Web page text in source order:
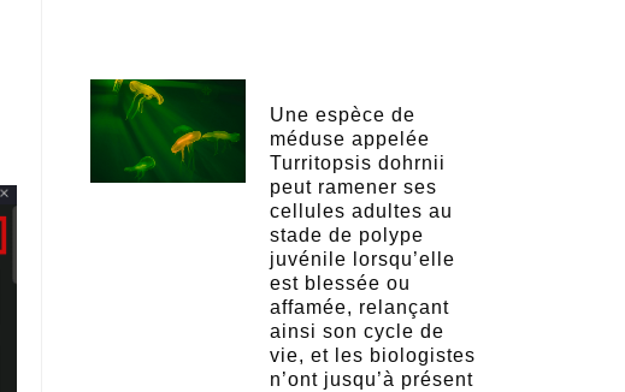
Une espèce de
méduse appelée
Turritopsis dohrnii
peut ramener ses
cellules adultes au
stade de polype
juvénile lorsqu’elle
est blessée ou
affamée, relançant
ainsi son cycle de
vie, et les biologistes
n’ont jusqu’à présent